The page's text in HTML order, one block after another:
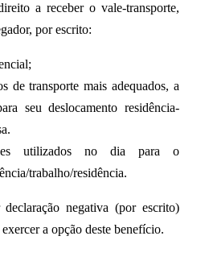
a receber o vale-transporte,
por escrito:
de transporte mais adequados, a
seu deslocamento residência-
utilizados no dia para o
trabalho/residência.
negativa (por escrito)
a opção deste benefício.